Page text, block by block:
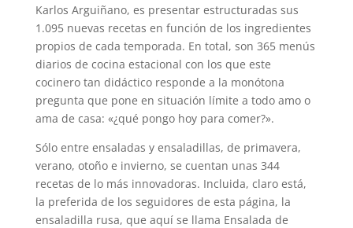
Karlos Arguiñano, es presentar estructuradas sus
1.095 nuevas recetas en función de los ingredientes
propios de cada temporada. En total, son 365 menús
diarios de cocina estacional con los que este
cocinero tan didáctico responde a la monótona
pregunta que pone en situación límite a todo amo o
ama de casa: «¿qué pongo hoy para comer?».
Sólo entre ensaladas y ensaladillas, de primavera,
verano, otoño e invierno, se cuentan unas 344
recetas de lo más innovadoras. Incluida, claro está,
la preferida de los seguidores de esta página, la
ensaladilla rusa, que aquí se llama Ensalada de